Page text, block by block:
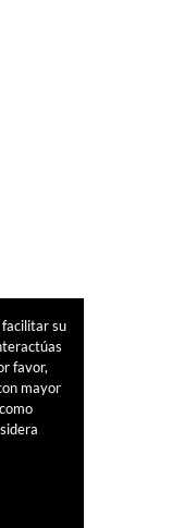
su
favor,
mayor